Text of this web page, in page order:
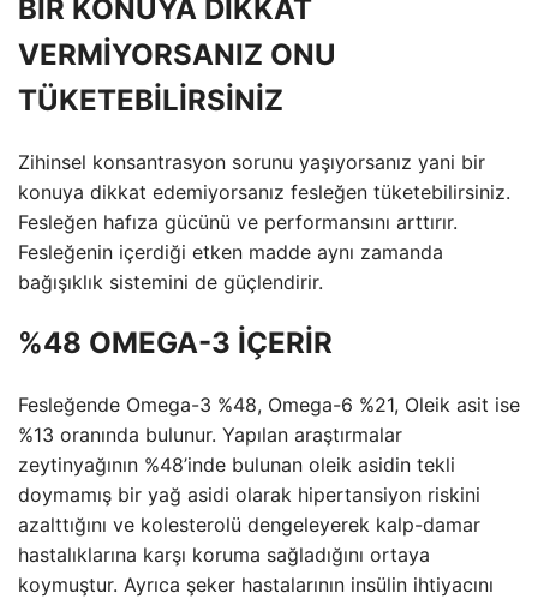
BİR KONUYA DİKKAT
VERMİYORSANIZ ONU
TÜKETEBİLİRSİNİZ
Zihinsel konsantrasyon sorunu yaşıyorsanız yani bir
konuya dikkat edemiyorsanız fesleğen tüketebilirsiniz.
Fesleğen hafıza gücünü ve performansını arttırır.
Fesleğenin içerdiği etken madde aynı zamanda
bağışıklık sistemini de güçlendirir.
%48 OMEGA-3 İÇERİR
Fesleğende Omega-3 %48, Omega-6 %21, Oleik asit ise
%13 oranında bulunur. Yapılan araştırmalar
zeytinyağının %48’inde bulunan oleik asidin tekli
doymamış bir yağ asidi olarak hipertansiyon riskini
azalttığını ve kolesterolü dengeleyerek kalp-damar
hastalıklarına karşı koruma sağladığını ortaya
koymuştur. Ayrıca şeker hastalarının insülin ihtiyacını